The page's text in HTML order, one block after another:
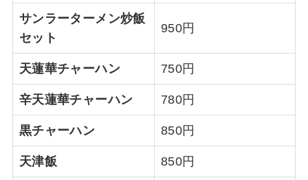
サンラーターメン炒飯
セット
950円
天蓮華チャーハン 750円
辛天蓮華チャーハン 780円
黒チャーハン 850円
天津飯 850円